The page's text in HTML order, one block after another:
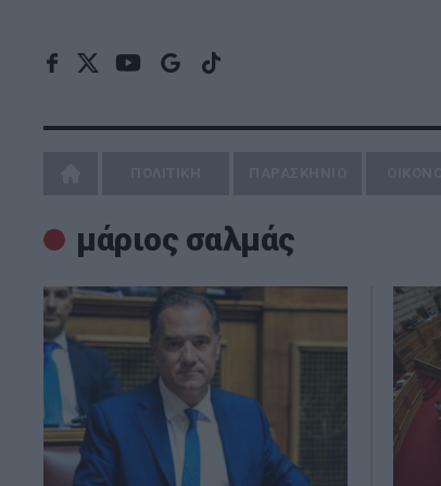
μάριος σαλμάς